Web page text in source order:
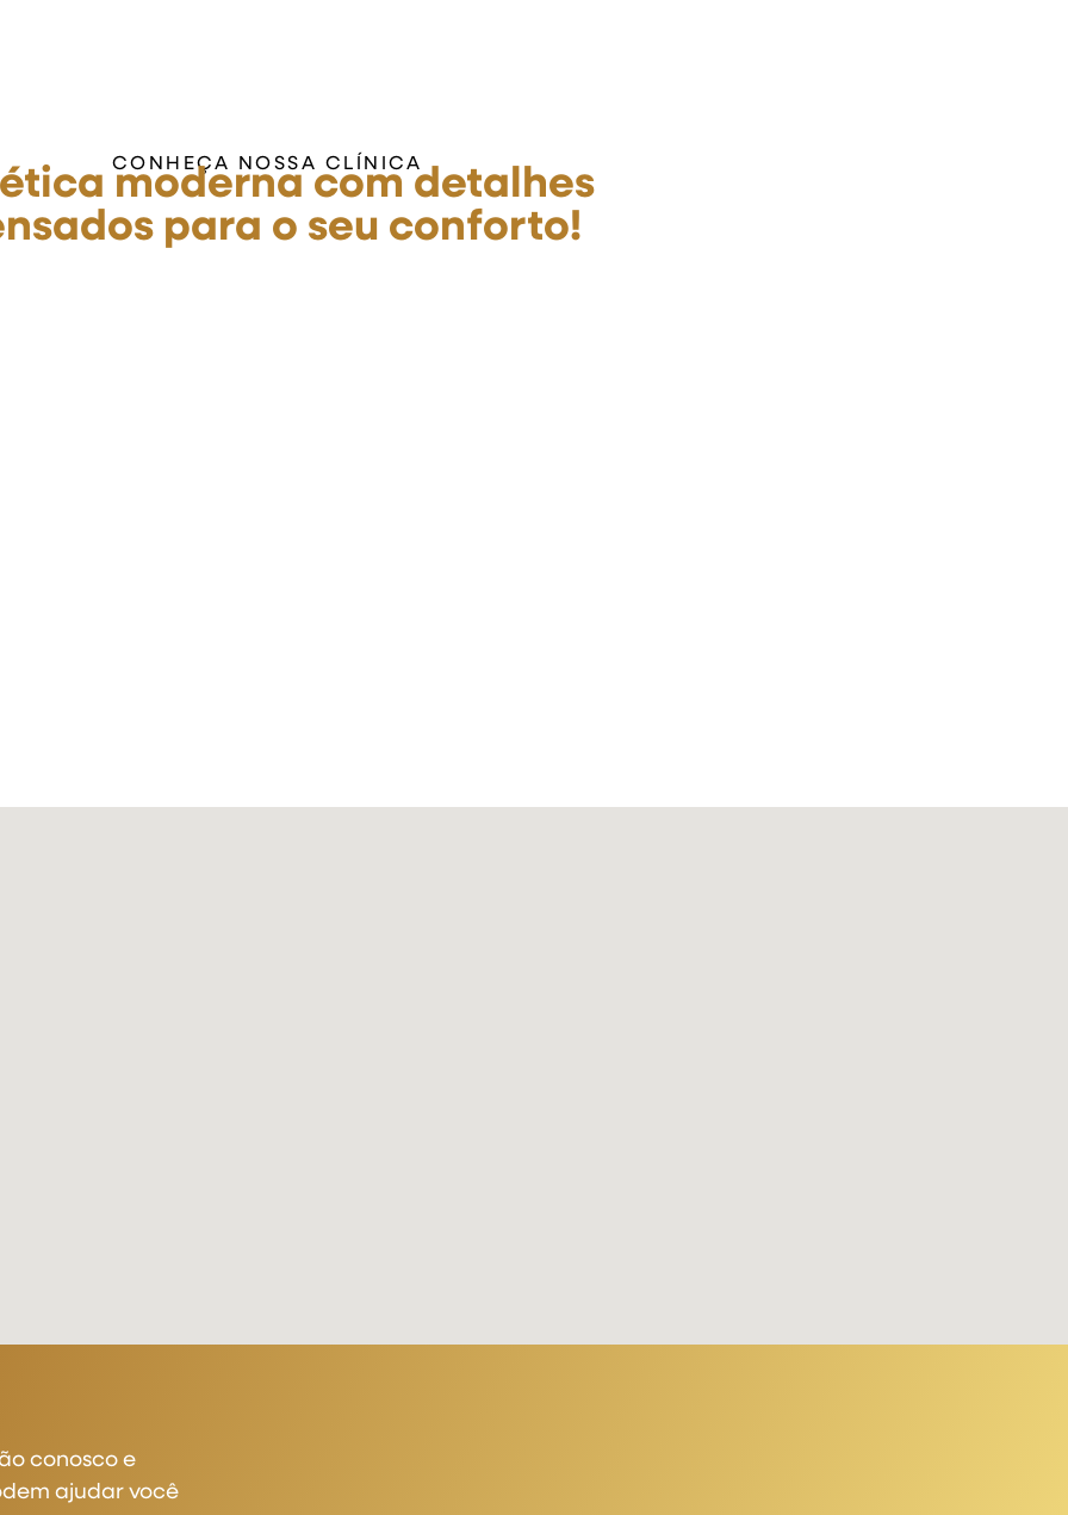
CONHEÇA NOSSA CLÍNICA
moderna com detalhes
para o seu conforto!
conosco e
ajudar você